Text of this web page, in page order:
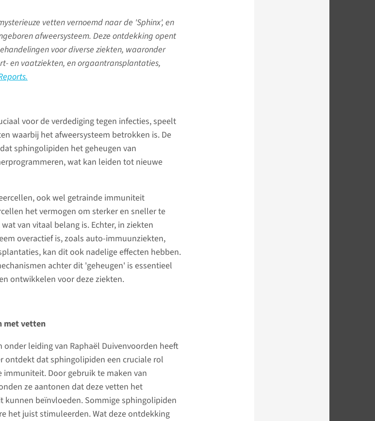
vetten vernoemd naar de 'Sphinx', en
afweersysteem. Deze ontdekking opent
voor diverse ziekten, waaronder
en vaatziekten, en orgaantransplantaties,
voor de verdediging tegen infecties, speelt
waarbij het afweersysteem betrokken is. De
sphingolipiden het geheugen van
wat kan leiden tot nieuwe
ook wel getrainde immuniteit
het vermogen om sterker en sneller te
van vitaal belang is. Echter, in ziekten
overactief is, zoals auto-immuunziekten,
kan dit ook nadelige effecten hebben.
achter dit 'geheugen' is essentieel
ontwikkelen voor deze ziekten.
met vetten
leiding van Raphaël Duivenvoorden heeft
ontdekt dat sphingolipiden een cruciale rol
Door gebruik te maken van
ze aantonen dat deze vetten het
beïnvloeden. Sommige sphingolipiden
het juist stimuleerden. Wat deze ontdekking